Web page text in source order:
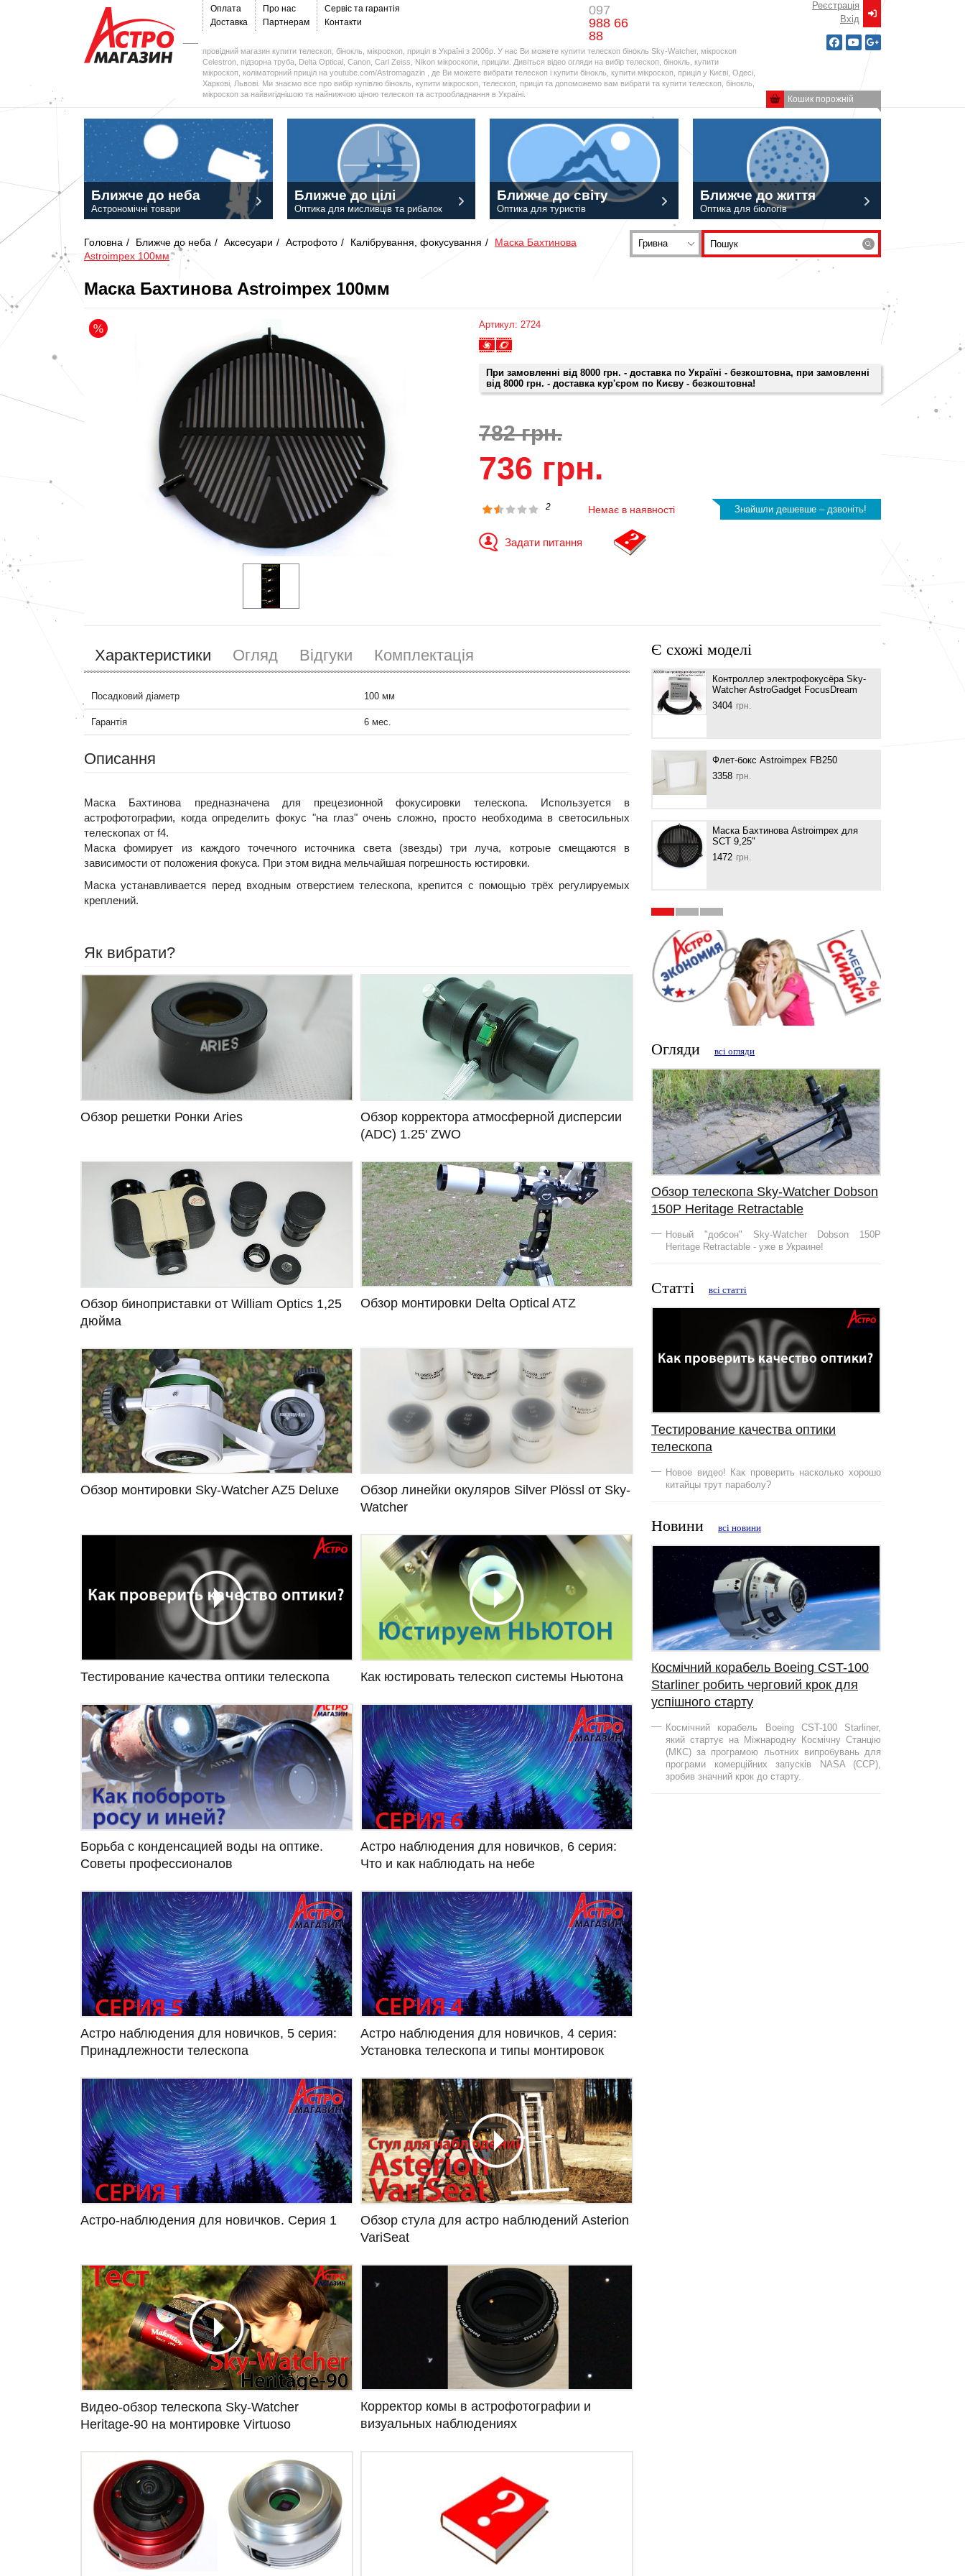
Оплата
Доставка
Про нас
Партнерам
Сервіс та гарантія
Контакти
097
988 66
88
провідний магазин купити телескоп, бінокль, мікроскоп, приціл в Україні з 2006р. У нас Ви можете купити телескоп бінокль Sky-Watcher, мікроскоп
Celestron, підзорна труба, Delta Optical, Canon, Carl Zeiss, Nikon мікроскопи, приціли. Дивіться відео огляди на вибір телескоп, бінокль, купити
мікроскоп, коліматорний приціл на youtube.com/Astromagazin , де Ви можете вибрати телескоп і купити бінокль, купити мікроскоп, приціл у Києві, Одесі,
Харкові, Львові. Ми знаємо все про вибір купівлю бінокль, купити мікроскоп, телескоп, приціл та допоможемо вам вибрати та купити телескоп, бінокль,
мікроскоп за найвигіднішою та найнижчою ціною телескоп та астрообладнання в Україні.
Реєстрація
Вxід
Кошик порожній
Ближче до неба
Астрономічні товари
Ближче до цілі
Оптика для мисливців та рибалок
Ближче до світу
Оптика для туристів
Ближче до життя
Оптика для біологів
Головна / Ближче до неба / Аксесуари / Астрофото / Калібрування, фокусування /
Маска Бахтинова
Astroimpex 100мм
Гривна
Маска Бахтинова Astroimpex 100мм
Артикул: 2724
При замовленні від 8000 грн. - доставка по Україні - безкоштовна, при замовленні
від 8000 грн. - доставка кур'єром по Києву - безкоштовна!
782 грн.
736 грн.
2 Немає в наявності Знайшли дешевше – дзвоніть!
Задати питання
Характеристики Огляд Відгуки Комплектація
Посадковий діаметр 100 мм
Гарантія 6 мес.
Описання
Маска Бахтинова предназначена для прецезионной фокусировки телескопа. Используется в
астрофотографии, когда определить фокус "на глаз" очень сложно, просто необходима в светосильных
телескопах от f4.
Маска фомирует из каждого точечного источника света (звезды) три луча, котроые смещаются в
зависимости от положения фокуса. При этом видна мельчайшая погрешность юстировки.
Маска устанавливается перед входным отверстием телескопа, крепится с помощью трёх регулируемых
креплений.
Як вибрати?
Обзор решетки Ронки Aries
Обзор корректора атмосферной дисперсии
(ADC) 1.25' ZWO
Обзор биноприставки от William Optics 1,25
дюйма
Обзор монтировки Delta Optical ATZ
Обзор монтировки Sky-Watcher AZ5 Deluxe
Обзор линейки окуляров Silver Plössl от Sky-
Watcher
Тестирование качества оптики телескопа Как юстировать телескоп системы Ньютона
Борьба с конденсацией воды на оптике.
Советы профессионалов
Астро наблюдения для новичков, 6 серия:
Что и как наблюдать на небе
Астро наблюдения для новичков, 5 серия:
Принадлежности телескопа
Астро наблюдения для новичков, 4 серия:
Установка телескопа и типы монтировок
Астро-наблюдения для новичков. Серия 1
Обзор стула для астро наблюдений Asterion
VariSeat
Видео-обзор телескопа Sky-Watcher
Heritage-90 на монтировке Virtuoso
Корректор комы в астрофотографии и
визуальных наблюдениях
Є схожі моделі
Маска Бахтинова Lacerta 300 мм
Контроллер электрофокусёра Sky-
Watcher AstroGadget FocusDream
3404 грн.
Флет-бокс Astroimpex FB250
3358 грн.
Маска Бахтинова Astroimpex для
SCT 9,25"
1472 грн.
Огляди всі огляди
Обзор телескопа Sky-Watcher Dobson
150Р Heritage Retractable
Новый "добсон" Sky-Watcher Dobson 150Р
Heritage Retractable - уже в Украине!
Статті всі статті
Тестирование качества оптики
телескопа
Новое видео! Как проверить насколько хорошо
китайцы трут параболу?
Новини всі новини
Космічний корабель Boeing CST-100
Starliner робить черговий крок для
успішного старту
Космічний корабель Boeing CST-100 Starliner,
який стартує на Міжнародну Космічну Станцію
(МКС) за програмою льотних випробувань для
програми комерційних запусків NASA (CCP),
зробив значний крок до старту.